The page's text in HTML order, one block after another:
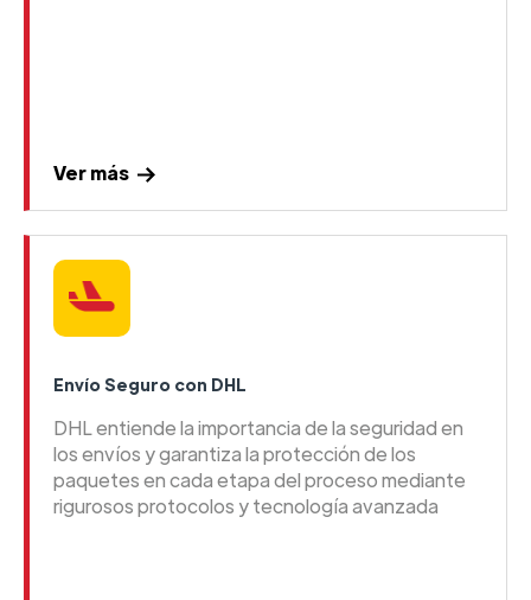
Ver más
Envío Seguro con DHL
DHL entiende la importancia de la seguridad en
los envíos y garantiza la protección de los
paquetes en cada etapa del proceso mediante
rigurosos protocolos y tecnología avanzada